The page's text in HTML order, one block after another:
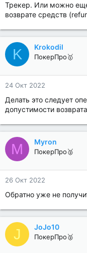
Трекер. Или можно
возврате средств
K Krokodil
ПокерПро🥇
24 Окт 2022
Делать это следует
допустимости
M Myron
ПокерПро🥈
26 Окт 2022
Обратно уже не
J JoJo10
ПокерПро🥈